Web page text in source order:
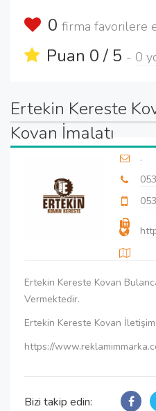
0 firma favorilere
Puan 0 / 5 - 0
Ertekin Kereste
Kovan İmalatı
.
Ertekin Kereste Kovan
Vermektedir.
Ertekin Kereste Kovan
https://
Bizi takip edin: